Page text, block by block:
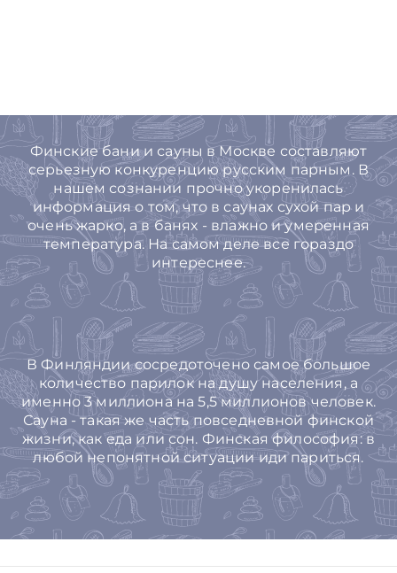
Финские бани и сауны в Москве составляют
серьезную конкуренцию русским парным. В
нашем сознании прочно укоренилась
информация о том, что в саунах сухой пар и
очень жарко, а в банях - влажно и умеренная
температура. На самом деле все гораздо
интереснее.
В Финляндии сосредоточено самое большое
количество парилок на душу населения, а
именно 3 миллиона на 5,5 миллионов человек.
Сауна - такая же часть повседневной финской
жизни, как еда или сон. Финская философия: в
любой непонятной ситуации иди париться.